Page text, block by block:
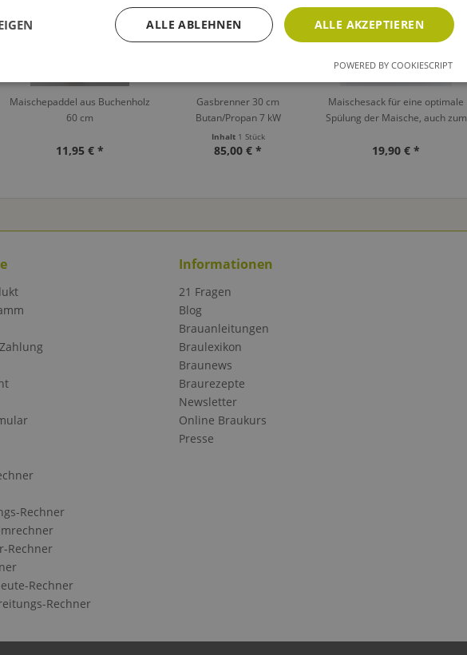
Maischepaddel aus Buchenholz
60 cm
11,95 € *
Gasbrenner 30 cm
Butan/Propan 7 kW
Inhalt 1 Stück
85,00 € *
Maischesack für eine optimale
Spülung der Maische, auch zum
19,90 € *
Rechner
Rechner
Rechner
Rechner
Informationen
21 Fragen
Blog
Brauanleitungen
Braulexikon
Braunews
Braurezepte
Newsletter
Online Braukurs
Presse
ALLE AKZEPTIEREN
ALLE ABLEHNEN
POWERED BY COOKIESCRIPT